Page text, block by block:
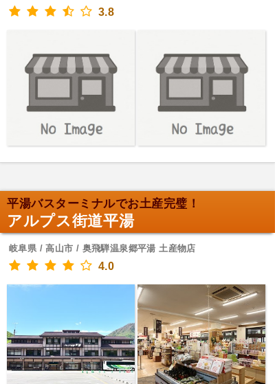
3.8
平湯バスターミナルでお土産完璧！
アルプス街道平湯
岐阜県 / 高山市 / 奥飛騨温泉郷平湯 土産物店
4.0